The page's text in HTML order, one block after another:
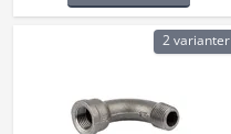
2 varianter